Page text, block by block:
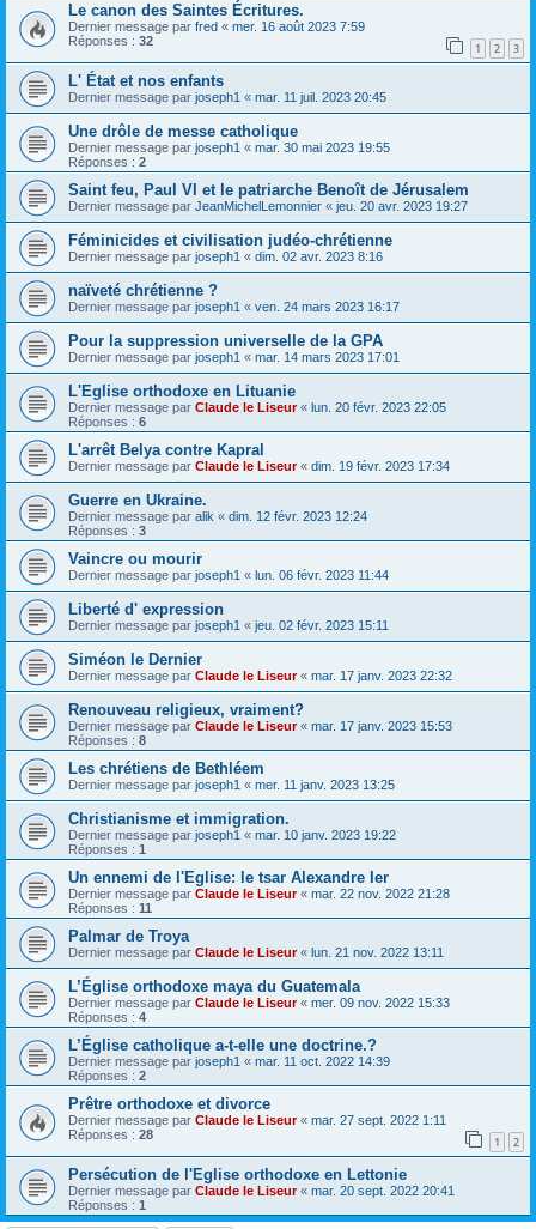
Le canon des Saintes Écritures.
Dernier message par fred « mer. 16 août 2023 7:59
Réponses : 32 1 2 3
L' État et nos enfants
Dernier message par joseph1 « mar. 11 juil. 2023 20:45
Une drôle de messe catholique
Dernier message par joseph1 « mar. 30 mai 2023 19:55
Réponses : 2
Saint feu, Paul VI et le patriarche Benoît de Jérusalem
Dernier message par JeanMichelLemonnier « jeu. 20 avr. 2023 19:27
Féminicides et civilisation judéo-chrétienne
Dernier message par joseph1 « dim. 02 avr. 2023 8:16
naïveté chrétienne ?
Dernier message par joseph1 « ven. 24 mars 2023 16:17
Pour la suppression universelle de la GPA
Dernier message par joseph1 « mar. 14 mars 2023 17:01
L'Eglise orthodoxe en Lituanie
Dernier message par Claude le Liseur« lun. 20 févr. 2023 22:05
Réponses : 6
L'arrêt Belya contre Kapral
Dernier message par Claude le Liseur« dim. 19 févr. 2023 17:34
Guerre en Ukraine.
Dernier message par alik « dim. 12 févr. 2023 12:24
Réponses : 3
Vaincre ou mourir
Dernier message par joseph1 « lun. 06 févr. 2023 11:44
Liberté d' expression
Dernier message par joseph1 « jeu. 02 févr. 2023 15:11
Siméon le Dernier
Dernier message par Claude le Liseur« mar. 17 janv. 2023 22:32
Renouveau religieux, vraiment?
Dernier message par Claude le Liseur« mar. 17 janv. 2023 15:53
Réponses : 8
Les chrétiens de Bethléem
Dernier message par joseph1 « mer. 11 janv. 2023 13:25
Christianisme et immigration.
Dernier message par joseph1 « mar. 10 janv. 2023 19:22
Réponses : 1
Un ennemi de l'Eglise: le tsar Alexandre Ier
Dernier message par Claude le Liseur« mar. 22 nov. 2022 21:28
Réponses : 11
Palmar de Troya
Dernier message par Claude le Liseur« lun. 21 nov. 2022 13:11
L’Église orthodoxe maya du Guatemala
Dernier message par Claude le Liseur« mer. 09 nov. 2022 15:33
Réponses : 4
L’Église catholique a-t-elle une doctrine.?
Dernier message par joseph1 « mar. 11 oct. 2022 14:39
Réponses : 2
Prêtre orthodoxe et divorce
Dernier message par Claude le Liseur« mar. 27 sept. 2022 1:11
Réponses : 28 1 2
Persécution de l'Eglise orthodoxe en Lettonie
Dernier message par Claude le Liseur« mar. 20 sept. 2022 20:41
Réponses : 1